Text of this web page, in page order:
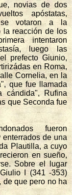
novias de dos
apóstatas,
votaron a la
la reacción de los
intentaron
luego las
prefecto Giunio,
en Roma,
Cornelia, en la
que fue llamada
cándida", Rufina
que Seconda fue
fueron
enterrados de una
Plautilla, a cuyo
en sueño,
Sobre el lugar
I (341 -353)
de que pero no ha